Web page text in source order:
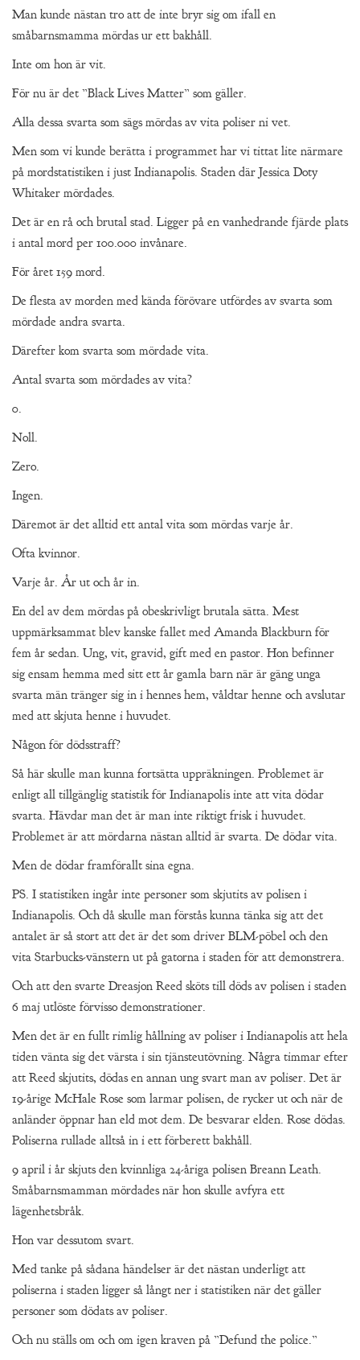
Man kunde nästan tro att de inte bryr sig om ifall en
småbarnsmamma mördas ur ett bakhåll.
Inte om hon är vit.
För nu är det ”Black Lives Matter” som gäller.
Alla dessa svarta som sägs mördas av vita poliser ni vet.
Men som vi kunde berätta i programmet har vi tittat lite närmare
på mordstatistiken i just Indianapolis. Staden där Jessica Doty
Whitaker mördades.
Det är en rå och brutal stad. Ligger på en vanhedrande fjärde plats
i antal mord per 100.000 invånare.
För året 159 mord.
De flesta av morden med kända förövare utfördes av svarta som
mördade andra svarta.
Därefter kom svarta som mördade vita.
Antal svarta som mördades av vita?
0.
Noll.
Zero.
Ingen.
Däremot är det alltid ett antal vita som mördas varje år.
Ofta kvinnor.
Varje år. År ut och år in.
En del av dem mördas på obeskrivligt brutala sätta. Mest
uppmärksammat blev kanske fallet med Amanda Blackburn för
fem år sedan. Ung, vit, gravid, gift med en pastor. Hon befinner
sig ensam hemma med sitt ett år gamla barn när är gäng unga
svarta män tränger sig in i hennes hem, våldtar henne och avslutar
med att skjuta henne i huvudet.
Någon för dödsstraff?
Så här skulle man kunna fortsätta uppräkningen. Problemet är
enligt all tillgänglig statistik för Indianapolis inte att vita dödar
svarta. Hävdar man det är man inte riktigt frisk i huvudet.
Problemet är att mördarna nästan alltid är svarta. De dödar vita.
Men de dödar framförallt sina egna.
PS. I statistiken ingår inte personer som skjutits av polisen i
Indianapolis. Och då skulle man förstås kunna tänka sig att det
antalet är så stort att det är det som driver BLM-pöbel och den
vita Starbucks-vänstern ut på gatorna i staden för att demonstrera.
Och att den svarte Dreasjon Reed sköts till döds av polisen i staden
6 maj utlöste förvisso demonstrationer.
Men det är en fullt rimlig hållning av poliser i Indianapolis att hela
tiden vänta sig det värsta i sin tjänsteutövning. Några timmar efter
att Reed skjutits, dödas en annan ung svart man av poliser. Det är
19-årige McHale Rose som larmar polisen, de rycker ut och när de
anländer öppnar han eld mot dem. De besvarar elden. Rose dödas.
Poliserna rullade alltså in i ett förberett bakhåll.
9 april i år skjuts den kvinnliga 24-åriga polisen Breann Leath.
Småbarnsmamman mördades när hon skulle avfyra ett
lägenhetsbråk.
Hon var dessutom svart.
Med tanke på sådana händelser är det nästan underligt att
poliserna i staden ligger så långt ner i statistiken när det gäller
personer som dödats av poliser.
Och nu ställs om och om igen kraven på ”Defund the police.”